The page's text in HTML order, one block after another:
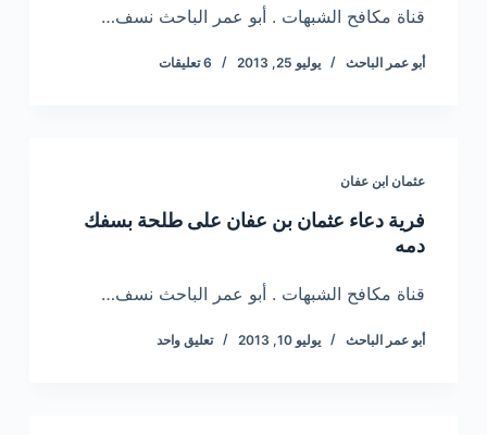
قناة مكافح الشبهات . أبو عمر الباحث نسف…
أبو عمر الباحث يوليو 25, 2013 6 تعليقات
عثمان ابن عفان
فرية دعاء عثمان بن عفان على طلحة بسفك
دمه
قناة مكافح الشبهات . أبو عمر الباحث نسف…
أبو عمر الباحث يوليو 10, 2013 تعليق واحد